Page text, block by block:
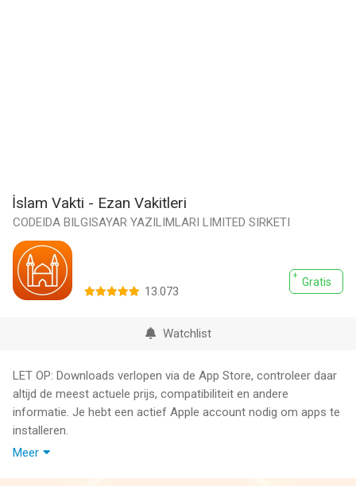
İslam Vakti - Ezan Vakitleri
CODEIDA BILGISAYAR YAZILIMLARI LIMITED SIRKETI
Gratis
13.073
Watchlist
LET OP: Downloads verlopen via de App Store, controleer daar
altijd de meest actuele prijs, compatibiliteit en andere
informatie. Je hebt een actief Apple account nodig om apps te
installeren.
Meer